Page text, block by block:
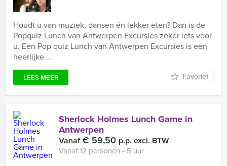
Houdt u van muziek, dansen én lekker eten? Dan is de
Popquiz Lunch van Antwerpen Excursies zeker iets voor
u. Een Pop quiz Lunch van Antwerpen Excursies is een
heerlijke ...
LEES MEER Favoriet
Sherlock Holmes Lunch Game in
Antwerpen
Vanaf€ 59,50 p.p. excl. BTW
Vanaf 12 personen ‐ 5 uur